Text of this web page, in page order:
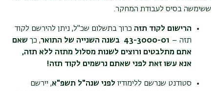
ששימשה בסיס לעבודת המחקר.
הרישום לקוד תזה כרוך בתשלום שכ"ל, ניתן להירשם לקוד
תזה – 43-3000-01 בשנה השנייה של התואר, כך שאם
אתם מתלבטים ורוצים לשנות מסלול מתזה ללא תזה,
אנא עשו זאת לפני שאתם נרשמים לקוד תזה!
סטודנט שנרשם ללימודיו לפני שנה"ל תשפ"א, יירשם